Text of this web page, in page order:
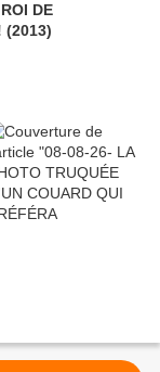
DE
BRUXELLES, JE NE SUIS PAS D'ACCORD ! (2013)